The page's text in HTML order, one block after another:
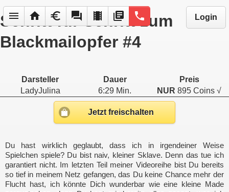
menu home euro forum local_movies library_books phone Login
Schritt für Schritt zum
Blackmailopfer #4
Darsteller Dauer
Preis
LadyJulina
6:29 Min. NUR 895 Coins √
Jetzt freischalten
Du hast wirklich geglaubt, dass ich in irgendeiner Weise
Spielchen spiele? Du bist naiv, kleiner Sklave. Denn das tue ich
garantiert nicht. Im letzten Teil meiner Videoreihe bist Du bereits
so tief in meinem Netz gefangen, das Du keine Chance mehr der
Flucht hast, ich könnte Dich wunderbar wie eine kleine Made